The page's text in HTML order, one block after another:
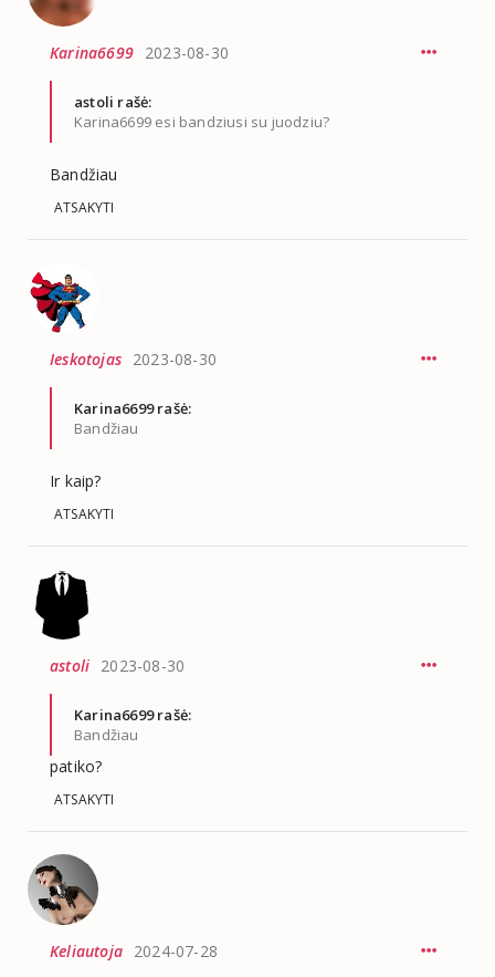
Karina6699 2023-08-30
astoli rašė:
Karina6699 esi bandziusi su juodziu?
Bandžiau
ATSAKYTI
Ieskotojas 2023-08-30
Karina6699 rašė:
Bandžiau
Ir kaip?
ATSAKYTI
astoli 2023-08-30
Karina6699 rašė:
Bandžiau
patiko?
ATSAKYTI
Keliautoja 2024-07-28